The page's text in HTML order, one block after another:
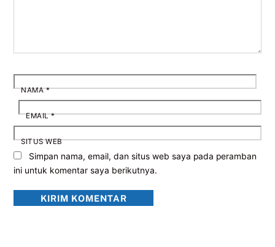
NAMA*
EMAIL*
SITUS WEB
Simpan nama, email, dan situs web saya pada peramban
ini untuk komentar saya berikutnya.